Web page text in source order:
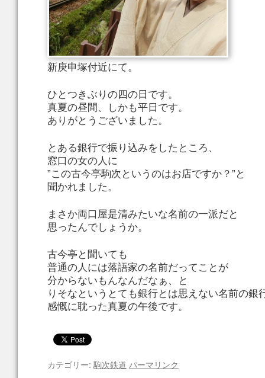
新庚申塚付近にて。
ひとつきぶりの四の日です。
真夏の昼間、しかも平日です。
ありがとうございました。
とある銀行で振り込みをしたところ、
窓口の女の人に
”この古今亭駒次というのはお店ですか？”と
聞かれました。
まさか両口屋是清みたいな名前の一派だと
思ったんでしょうか。
古今亭と聞いても
普通の人には落語家の名前だってことが
分からないもんなんだなぁ、と
りそなというとても銀行とは思えない名前の銀
感慨に耽った真夏の午後です。
カテゴリー: 駒次鉄道 パーマリンク